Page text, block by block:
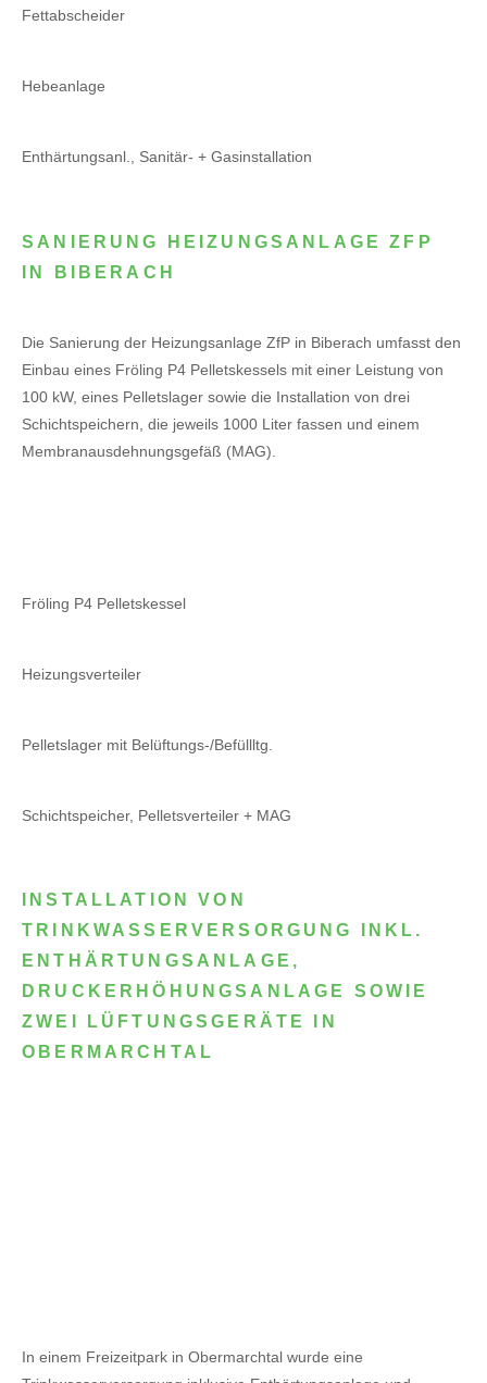
Fettabscheider
Hebeanlage
Enthärtungsanl., Sanitär- + Gasinstallation
SANIERUNG HEIZUNGSANLAGE ZFP
IN BIBERACH
Die Sanierung der Heizungsanlage ZfP in Biberach umfasst den
Einbau eines Fröling P4 Pelletskessels mit einer Leistung von
100 kW, eines Pelletslager sowie die Installation von drei
Schichtspeichern, die jeweils 1000 Liter fassen und einem
Membranausdehnungsgefäß (MAG).
Fröling P4 Pelletskessel
Heizungsverteiler
Pelletslager mit Belüftungs-/Befüllltg.
Schichtspeicher, Pelletsverteiler + MAG
INSTALLATION VON
TRINKWASSERVERSORGUNG INKL.
ENTHÄRTUNGSANLAGE,
DRUCKERHÖHUNGSANLAGE SOWIE
ZWEI LÜFTUNGSGERÄTE IN
OBERMARCHTAL
In einem Freizeitpark in Obermarchtal wurde eine